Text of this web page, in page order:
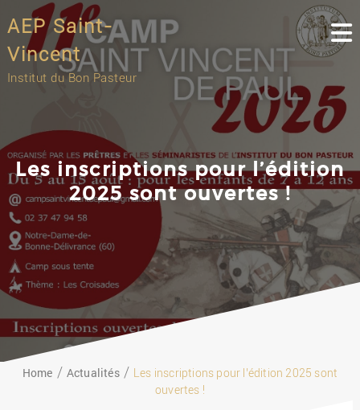
to
content
AEP Saint-
Vincent
Institut du Bon Pasteur
Les inscriptions pour l’édition
2025 sont ouvertes !
Home Actualités
Les inscriptions pour l’édition 2025 sont
ouvertes !